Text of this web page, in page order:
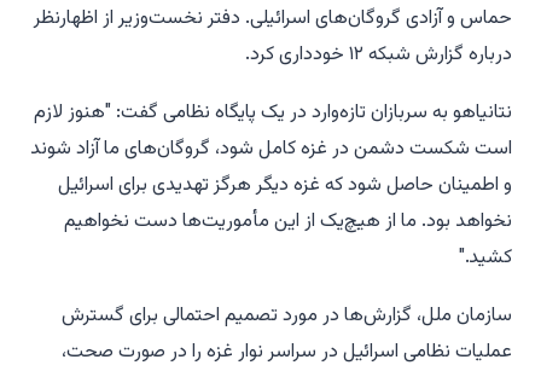
حماس و آزادی گروگان‌های اسرائیلی. دفتر نخست‌وزیر از اظهارنظر
درباره گزارش شبکه ۱۲ خودداری کرد.
نتانیاهو به سربازان تازه‌وارد در یک پایگاه نظامی گفت: "هنوز لازم
است شکست دشمن در غزه کامل شود، گروگان‌های ما آزاد شوند
و اطمینان حاصل شود که غزه دیگر هرگز تهدیدی برای اسرائیل
نخواهد بود. ما از هیچ‌یک از این مأموریت‌ها دست نخواهیم
کشید."
سازمان ملل، گزارش‌ها در مورد تصمیم احتمالی برای گسترش
عملیات نظامی اسرائیل در سراسر نوار غزه را در صورت صحت،